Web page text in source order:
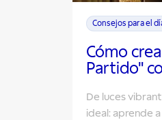
Consejos para el
Cómo
Partido"
De luces
ideal: aprende